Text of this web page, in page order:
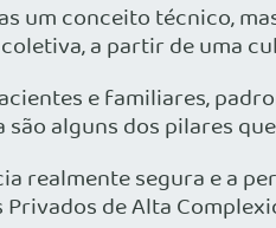
um conceito técnico,
a partir de uma
e familiares,
alguns dos pilares
realmente segura e a
de Alta